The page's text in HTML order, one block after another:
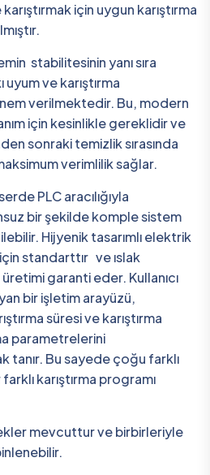
için uygun karıştırma
stabilitesinin yanı sıra
ve karıştırma
verilmektedir. Bu, modern
için kesinlikle gereklidir ve
sonraki temizlik sırasında
verimlilik sağlar.
PLC aracılığıyla
bir şekilde komple sistem
Hijyenik tasarımlı elektrik
standarttır ve ıslak
garanti eder. Kullanıcı
bir işletim arayüzü,
süresi ve karıştırma
parametrelerini
tanır. Bu sayede çoğu farklı
karıştırma programı
mevcuttur ve birbirleriyle